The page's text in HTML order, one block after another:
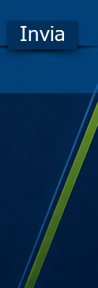
Invia